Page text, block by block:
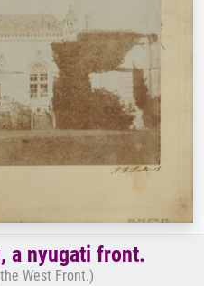
a nyugati front.
West Front.)